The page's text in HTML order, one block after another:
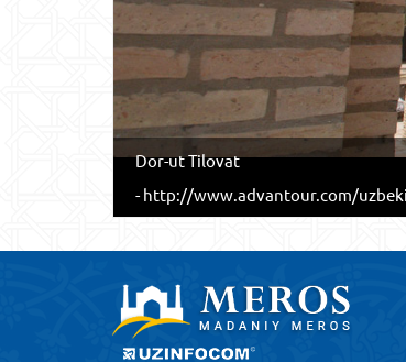
Dor-ut Tilovat
- http://www.advantour.com/